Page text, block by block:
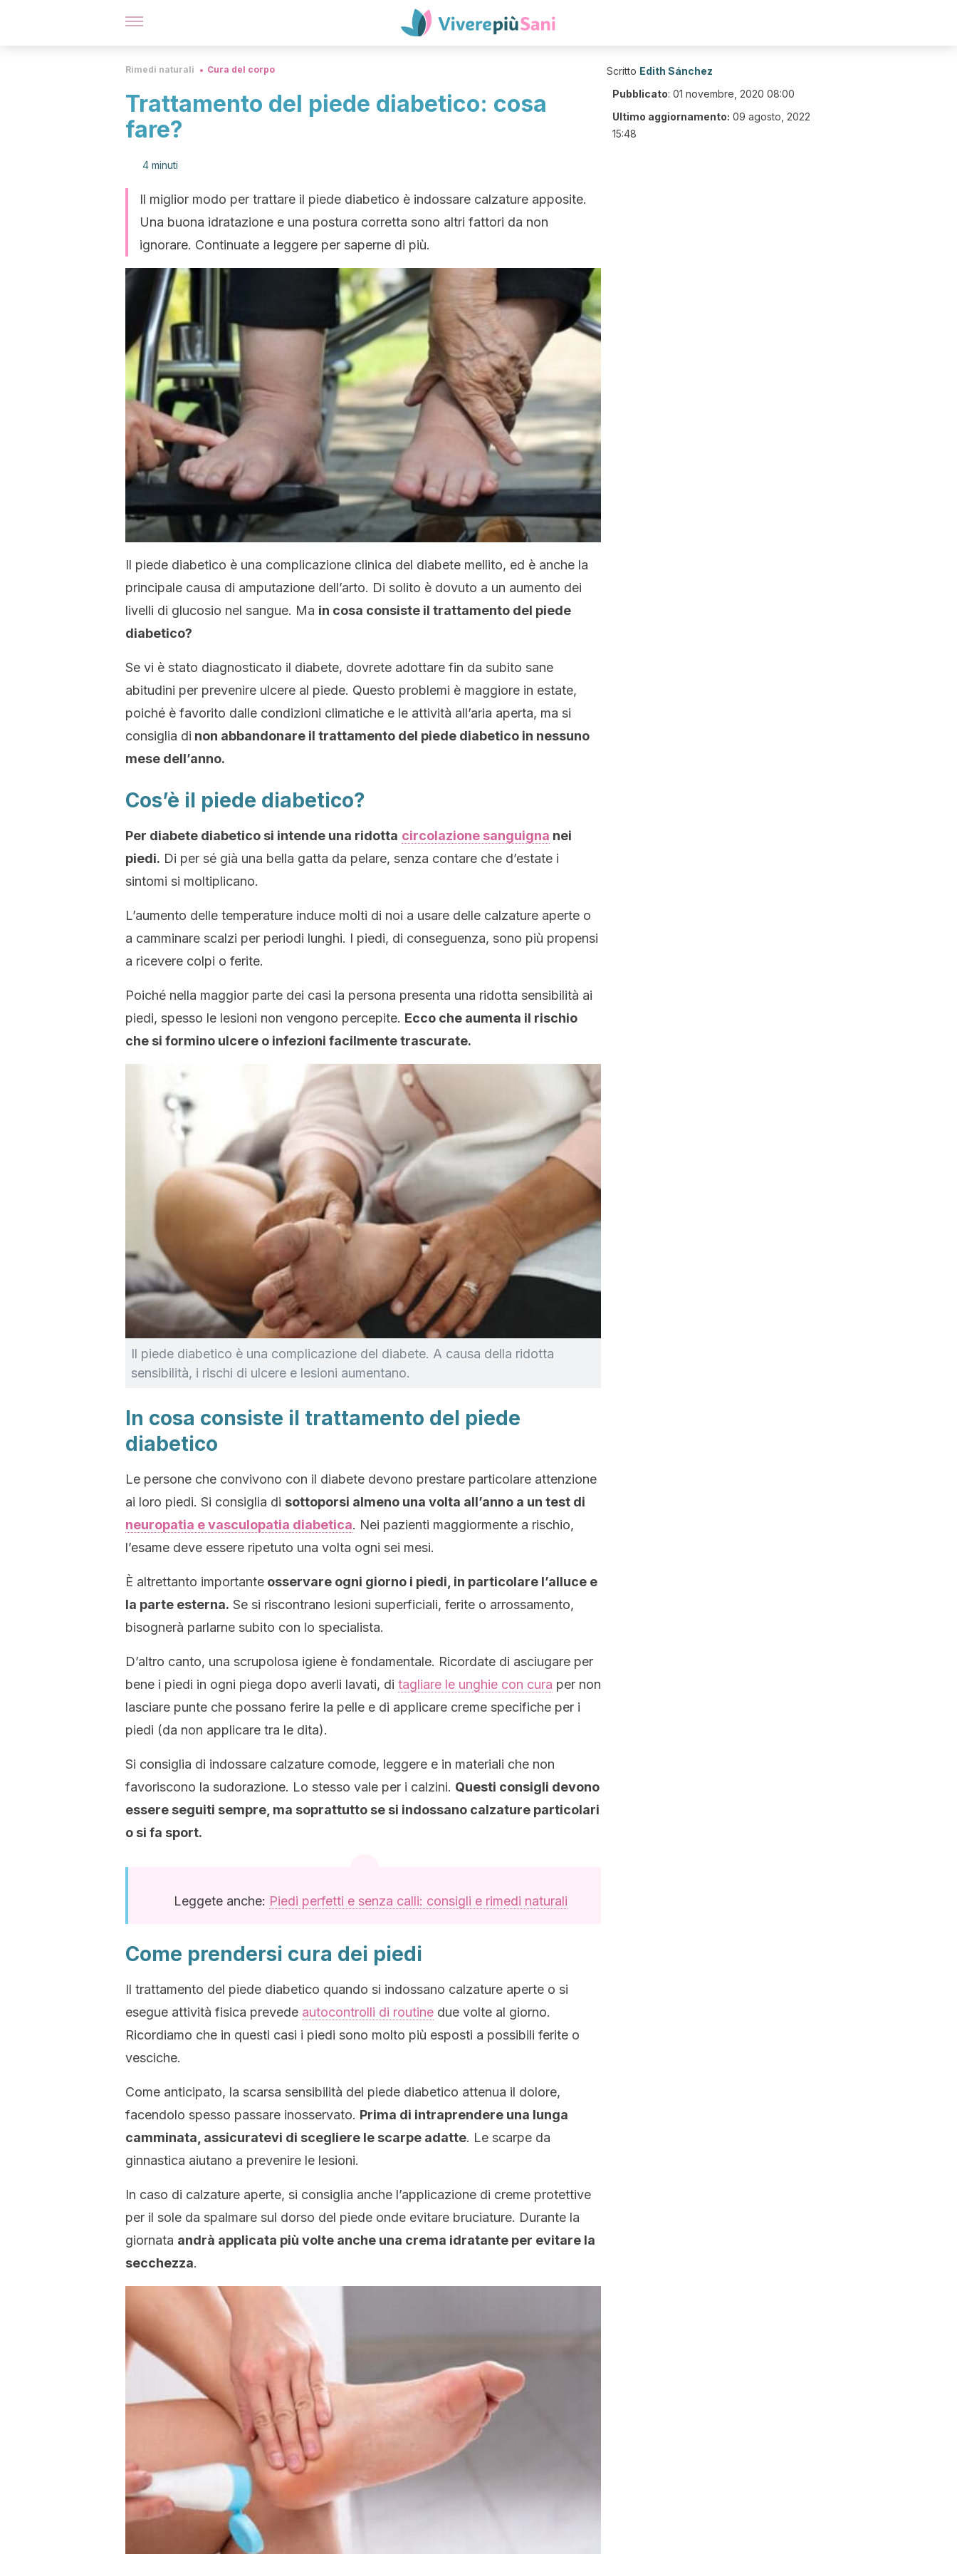
Rimedi naturali Cura del corpo
Trattamento del piede diabetico: cosa
fare?
4 minuti
Il miglior modo per trattare il piede diabetico è indossare calzature apposite.
Una buona idratazione e una postura corretta sono altri fattori da non
ignorare. Continuate a leggere per saperne di più.
Il piede diabetico è una complicazione clinica del diabete mellito, ed è anche la
principale causa di amputazione dell’arto. Di solito è dovuto a un aumento dei
livelli di glucosio nel sangue. Ma in cosa consiste il trattamento del piede
diabetico?
Se vi è stato diagnosticato il diabete, dovrete adottare fin da subito sane
abitudini per prevenire ulcere al piede. Questo problemi è maggiore in estate,
poiché è favorito dalle condizioni climatiche e le attività all’aria aperta, ma si
consiglia di non abbandonare il trattamento del piede diabetico in nessuno
mese dell’anno.
Cos’è il piede diabetico?
Per diabete diabetico si intende una ridotta circolazione sanguigna nei
piedi. Di per sé già una bella gatta da pelare, senza contare che d’estate i
sintomi si moltiplicano.
L’aumento delle temperature induce molti di noi a usare delle calzature aperte o
a camminare scalzi per periodi lunghi. I piedi, di conseguenza, sono più propensi
a ricevere colpi o ferite.
Poiché nella maggior parte dei casi la persona presenta una ridotta sensibilità ai
piedi, spesso le lesioni non vengono percepite. Ecco che aumenta il rischio
che si formino ulcere o infezioni facilmente trascurate.
Il piede diabetico è una complicazione del diabete. A causa della ridotta
sensibilità, i rischi di ulcere e lesioni aumentano.
In cosa consiste il trattamento del piede
diabetico
Le persone che convivono con il diabete devono prestare particolare attenzione
ai loro piedi. Si consiglia di sottoporsi almeno una volta all’anno a un test di
neuropatia e vasculopatia diabetica. Nei pazienti maggiormente a rischio,
l’esame deve essere ripetuto una volta ogni sei mesi.
È altrettanto importante osservare ogni giorno i piedi, in particolare l’alluce e
la parte esterna. Se si riscontrano lesioni superficiali, ferite o arrossamento,
bisognerà parlarne subito con lo specialista.
D’altro canto, una scrupolosa igiene è fondamentale. Ricordate di asciugare per
bene i piedi in ogni piega dopo averli lavati, di tagliare le unghie con cura per non
lasciare punte che possano ferire la pelle e di applicare creme specifiche per i
piedi (da non applicare tra le dita).
Si consiglia di indossare calzature comode, leggere e in materiali che non
favoriscono la sudorazione. Lo stesso vale per i calzini. Questi consigli devono
essere seguiti sempre, ma soprattutto se si indossano calzature particolari
o si fa sport.
Leggete anche: Piedi perfetti e senza calli: consigli e rimedi naturali
Come prendersi cura dei piedi
Il trattamento del piede diabetico quando si indossano calzature aperte o si
esegue attività fisica prevede autocontrolli di routine due volte al giorno.
Ricordiamo che in questi casi i piedi sono molto più esposti a possibili ferite o
vesciche.
Come anticipato, la scarsa sensibilità del piede diabetico attenua il dolore,
facendolo spesso passare inosservato. Prima di intraprendere una lunga
camminata, assicuratevi di scegliere le scarpe adatte. Le scarpe da
ginnastica aiutano a prevenire le lesioni.
In caso di calzature aperte, si consiglia anche l’applicazione di creme protettive
per il sole da spalmare sul dorso del piede onde evitare bruciature. Durante la
giornata andrà applicata più volte anche una crema idratante per evitare la
secchezza.
Scritto Edith Sánchez
Pubblicato: 01 novembre, 2020 08:00
Ultimo aggiornamento: 09 agosto, 2022
15:48